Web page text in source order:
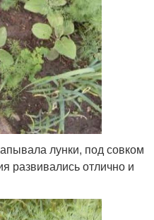
лунки, под совком
развивались отлично и